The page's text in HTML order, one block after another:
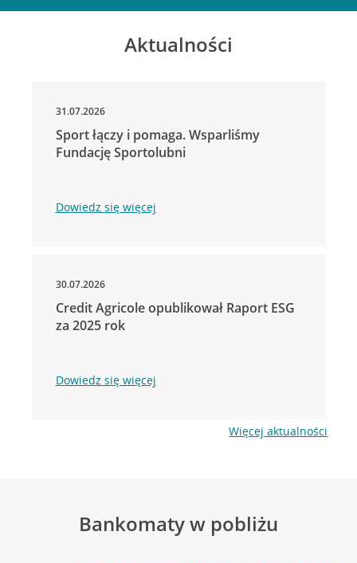
Aktualności
31.07.2026
Sport łączy i pomaga. Wsparliśmy
Fundację Sportolubni
Dowiedz się więcej
30.07.2026
Credit Agricole opublikował Raport ESG
za 2025 rok
Dowiedz się więcej
Więcej aktualności
Bankomaty w pobliżu